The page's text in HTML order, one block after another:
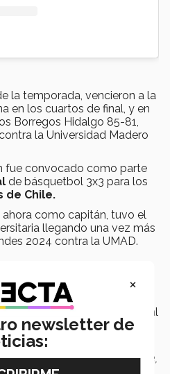
la temporada, vencieron a la
en los cuartos de final, y en
Borregos Hidalgo 85-81,
la Universidad Madero
fue convocado como parte
de básquetbol 3x3 para los
de Chile.
ahora como capitán, tuvo el
llegando una vez más
2024 contra la UMAD.
y fuerza mental
desean dedicar su vida al
extra, desarrollar
estudiando quiero decirles que,
×
newsletter de